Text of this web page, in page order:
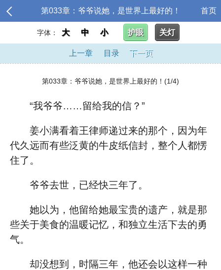
第033章：爷爷说她，是世界上最好的！ 首页
字体： 大 中 小 护眼 关灯
上一章 目录 下一页
第033章：爷爷说她，是世界上最好的！(1/4)
“我爷爷……留给我的信？”
姜小满看着王律师递过来的那个，因为年
代久远而有些泛黄的牛皮纸信封，整个人都愣
住了。
爷爷去世，已经快三年了。
她以为，他留给她最宝贵的遗产，就是那
些关于美食的温暖记忆，和独立生活下去的勇
气。
却没想到，时隔三年，他还会以这样一种